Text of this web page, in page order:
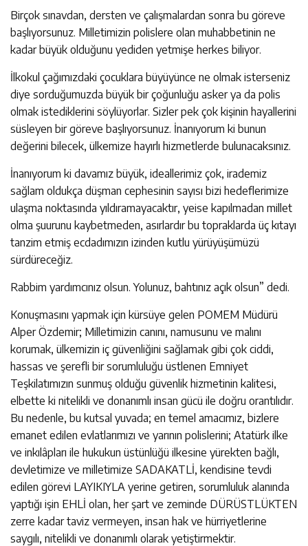
Birçok sınavdan, dersten ve çalışmalardan sonra bu göreve
başlıyorsunuz. Milletimizin polislere olan muhabbetinin ne
kadar büyük olduğunu yediden yetmişe herkes biliyor.
İlkokul çağımızdaki çocuklara büyüyünce ne olmak isterseniz
diye sorduğumuzda büyük bir çoğunluğu asker ya da polis
olmak istediklerini söylüyorlar. Sizler pek çok kişinin hayallerini
süsleyen bir göreve başlıyorsunuz. İnanıyorum ki bunun
değerini bilecek, ülkemize hayırlı hizmetlerde bulunacaksınız.
İnanıyorum ki davamız büyük, ideallerimiz çok, irademiz
sağlam oldukça düşman cephesinin sayısı bizi hedeflerimize
ulaşma noktasında yıldıramayacaktır, yeise kapılmadan millet
olma şuurunu kaybetmeden, asırlardır bu topraklarda üç kıtayı
tanzim etmiş ecdadımızın izinden kutlu yürüyüşümüzü
sürdüreceğiz.
Rabbim yardımcınız olsun. Yolunuz, bahtınız açık olsun” dedi.
Konuşmasını yapmak için kürsüye gelen POMEM Müdürü
Alper Özdemir; Milletimizin canını, namusunu ve malını
korumak, ülkemizin iç güvenliğini sağlamak gibi çok ciddi,
hassas ve şerefli bir sorumluluğu üstlenen Emniyet
Teşkilatımızın sunmuş olduğu güvenlik hizmetinin kalitesi,
elbette ki nitelikli ve donanımlı insan gücü ile doğru orantılıdır.
Bu nedenle, bu kutsal yuvada; en temel amacımız, bizlere
emanet edilen evlatlarımızı ve yarının polislerini; Atatürk ilke
ve inkılâpları ile hukukun üstünlüğü ilkesine yürekten bağlı,
devletimize ve milletimize SADAKATLİ, kendisine tevdi
edilen görevi LAYIKIYLA yerine getiren, sorumluluk alanında
yaptığı işin EHLİ olan, her şart ve zeminde DÜRÜSTLÜKTEN
zerre kadar taviz vermeyen, insan hak ve hürriyetlerine
saygılı, nitelikli ve donanımlı olarak yetiştirmektir.